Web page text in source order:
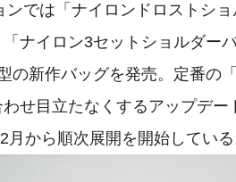
では「ナイロンドロストショ
ナイロン3セットショルダー
の新作バッグを発売。定番の
せ目立たなくするアップデ
から順次展開を開始している